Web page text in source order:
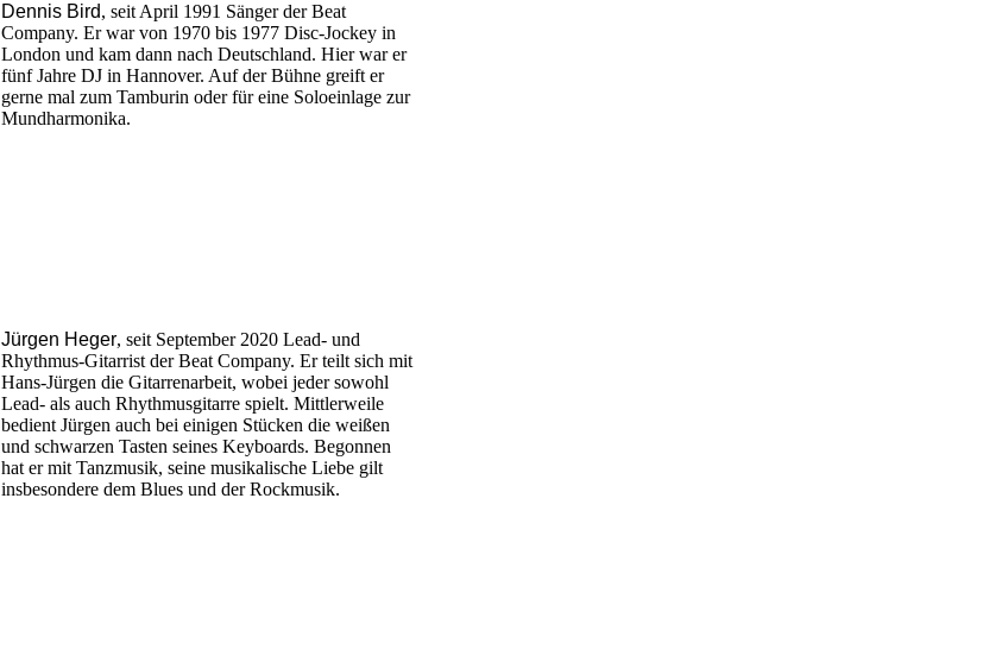
Dennis Bird, seit April 1991 Sänger der Beat
Company. Er war von 1970 bis 1977 Disc-Jockey in
London und kam dann nach Deutschland. Hier war er
fünf Jahre DJ in Hannover. Auf der Bühne greift er
gerne mal zum Tamburin oder für eine Soloeinlage zur
Mundharmonika.
Jürgen Heger, seit September 2020 Lead- und
Rhythmus-Gitarrist der Beat Company. Er teilt sich mit
Hans-Jürgen die Gitarrenarbeit, wobei jeder sowohl
Lead- als auch Rhythmusgitarre spielt. Mittlerweile
bedient Jürgen auch bei einigen Stücken die weißen
und schwarzen Tasten seines Keyboards. Begonnen
hat er mit Tanzmusik, seine musikalische Liebe gilt
insbesondere dem Blues und der Rockmusik.